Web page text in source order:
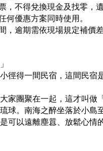
，不得兌換現金及找零，遺
何優惠方案同時使用。
，逾期需依現場規定補價差
徑得一間民宿，這間民
家團聚在一起，這才叫做
球。南海之醉坐落於小
可以遠離塵囂、放鬆心情